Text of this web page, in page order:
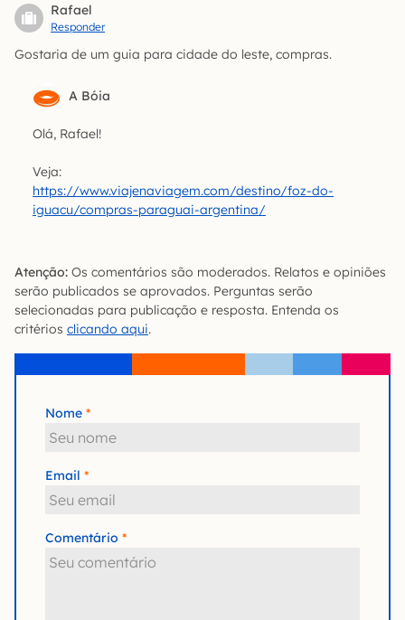
Rafael
Responder
Gostaria de um guia para cidade do leste, compras.
A Bóia
Olá, Rafael!
Veja:
https://www.viajenaviagem.com/destino/foz-do-
iguacu/compras-paraguai-argentina/
Atenção: Os comentários são moderados. Relatos e opiniões
serão publicados se aprovados. Perguntas serão
selecionadas para publicação e resposta. Entenda os
critérios clicando aqui.
Nome
Email
Comentário